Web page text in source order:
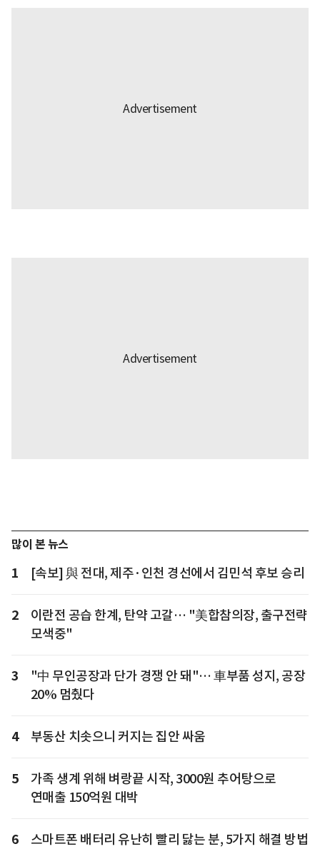
많이 본 뉴스
1 [속보] 與 전대, 제주·인천 경선에서 김민석 후보 승리
2
이란전 공습 한계, 탄약 고갈… "美합참의장, 출구전략
모색중"
3
"中 무인공장과 단가 경쟁 안 돼"… 車부품 성지, 공장
20% 멈췄다
4 부동산 치솟으니 커지는 집안 싸움
5
가족 생계 위해 벼랑끝 시작, 3000원 추어탕으로
연매출 150억원 대박
6 스마트폰 배터리 유난히 빨리 닳는 분, 5가지 해결 방법